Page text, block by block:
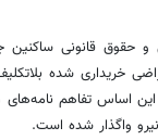
حقوق قانونی ساکنین
خریداری شده
اساس تفاهم نامه‌های
واگذار شده است.